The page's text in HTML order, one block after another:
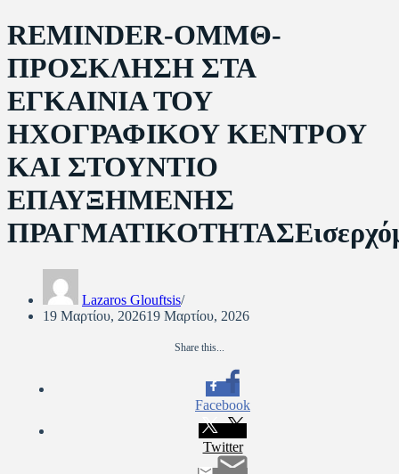
REMINDER-ΟΜΜΘ-
ΠΡΟΣΚΛΗΣΗ ΣΤΑ
ΕΓΚΑΙΝΙΑ ΤΟΥ
ΗΧΟΓΡΑΦΙΚΟΥ ΚΕΝΤΡΟΥ
ΚΑΙ ΣΤΟΥΝΤΙΟ
ΕΠΑΥΞΗΜΕΝΗΣ
Lazaros Glouftsis
19 Μαρτίου, 202619 Μαρτίου, 2026
Share this...
Facebook
Twitter